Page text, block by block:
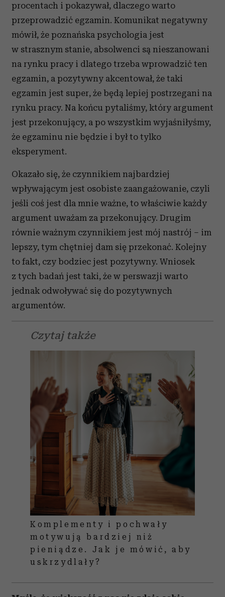
procentach i pokazywał, dlaczego warto
przeprowadzić egzamin. Komunikat negatywny
mówił, że poznańska psychologia jest
w strasznym stanie, absolwenci są nieszanowani
na rynku pracy i dlatego trzeba wprowadzić ten
egzamin, a pozytywny akcentował, że taki
egzamin jest super, że będą lepiej postrzegani na
rynku pracy. Na końcu pytaliśmy, który argument
jest przekonujący, a po wszystkim wyjaśniłyśmy,
że egzaminu nie będzie i był to tylko
eksperyment.
Okazało się, że czynnikiem najbardziej
wpływającym jest osobiste zaangażowanie, czyli
jeśli coś jest dla mnie ważne, to właściwie każdy
argument uważam za przekonujący. Drugim
równie ważnym czynnikiem jest mój nastrój – im
lepszy, tym chętniej dam się przekonać. Kolejny
to fakt, czy bodziec jest pozytywny. Wniosek
z tych badań jest taki, że w perswazji warto
jednak odwoływać się do pozytywnych
argumentów.
Czytaj także
Komplementy i pochwały
motywują bardziej niż
pieniądze. Jak je mówić, aby
uskrzydlały?